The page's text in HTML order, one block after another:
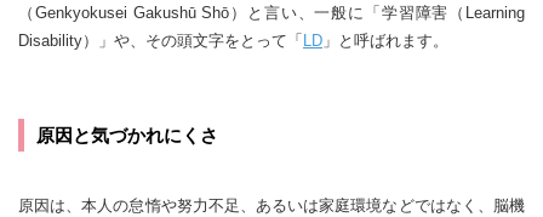
（Genkyokusei Gakushū Shō）と言い、一般に「学習障害（Learning
Disability）」や、その頭文字をとって「 LD 」と呼ばれます。
原因と気づかれにくさ
原因は、本人の怠惰や努力不足、あるいは家庭環境などではなく、脳機